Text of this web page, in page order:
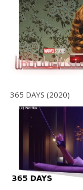
365 DAYS (2020)